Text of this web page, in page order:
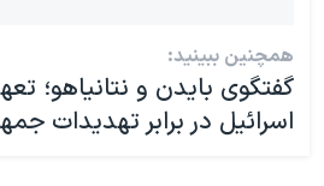
همچنین ببینید:
گفتگوی بایدن و نتانیاهو؛
اسرائیل در برابر تهدیدات